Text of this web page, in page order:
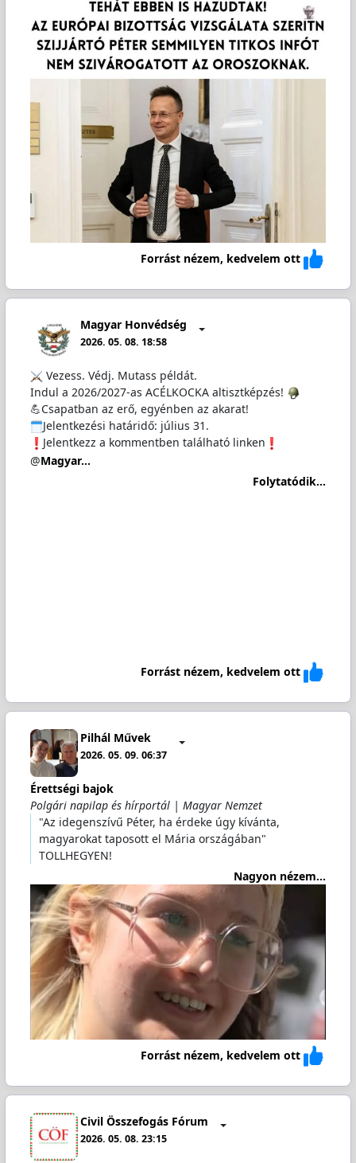
Forrást nézem, kedvelem ott
Magyar Honvédség
2026. 05. 08. 18:58
️ Vezess. Védj. Mutass példát.
Indul a 2026/2027-as ACÉLKOCKA altisztképzés!
💪Csapatban az erő, egyénben az akarat!
️Jelentkezési határidő: július 31.
Jelentkezz a kommentben található linken
@Magyar…
Folytatódik...
Forrást nézem, kedvelem ott
Pilhál Művek
2026. 05. 09. 06:37
Érettségi bajok
Polgári napilap és hírportál | Magyar Nemzet
"Az idegenszívű Péter, ha érdeke úgy kívánta,
magyarokat taposott el Mária országában"
TOLLHEGYEN!
Nagyon nézem...
Forrást nézem, kedvelem ott
Civil Összefogás Fórum
2026. 05. 08. 23:15